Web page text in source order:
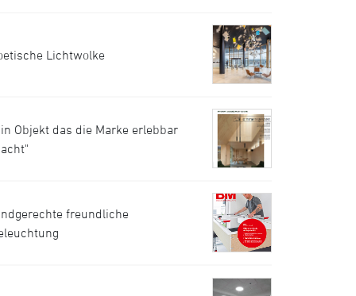
Lichtwolke
Objekt das die Marke erlebbar
freundliche